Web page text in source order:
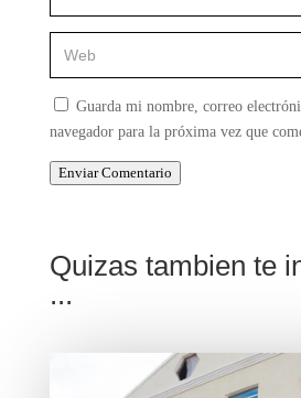
Guarda mi nombre, correo
navegador para la próxima vez que
Enviar Comentario
Quizas tambien te
...